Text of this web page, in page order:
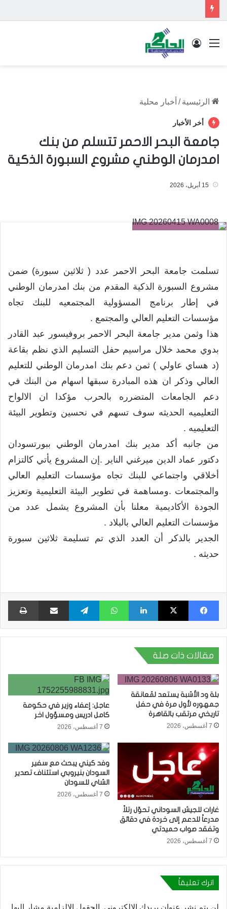
القائمة تسجيل الدخول
الرئيسية / أخبار محلية
أخر الأخبار
جامعة البحر الاحمر تتسلم من بنك
امدرمان الوطني مشروع السبورة الذكية
15 أبريل، 2026
تسلمت جامعة البحر الاحمر عدد ( ثلاثين سبورة) ضمن
مشروع السبورة الذكية المقدم من بنك امدرمان الوطني
في إطار برنامج المسؤولية المجتمعيه للبنك تجاه
مؤسسات التعليم العالي والمجتمع .
هذا وثمن مدير جامعة البحر الاحمر بروفيسور عبد القادر
بدوي محمد خلال مراسيم حفل التسليم الذي نظم بقاعة
(د هساي عاولي ) ثمن دعم بنك امدرمان الوطني للتعليم
العالي وذكر ان هذه المبادرة سبقها اسهام من البنك في
دعم الجامعات المتضرره بالحرب مؤكدا ان الالواح
التعليميه الحديثه سوف تسهم في نحسين وتطوير البيئة
التعليميه .
من جانبه أكد مدير بنك امدرمان الوطني ببورتسودان
دكتور عماد الدين ميرغني الناير .إن المشروع يأتي كالتزام
أخلاقي واجتماعي للبنك تجاه مؤسسات التعليم العالي
والمجتمعات .ومساهمة في تطوير البيئة التعليمية وتعزيز
الجودة الأكاديمية معلنا بأن المشروع يشمل عدد من
مؤسسات التعليم العالي بالبلاد .
الجدير بالذكر أن العدد الذي تم تسليمة ثلاثين سبورة
حديثه .
فيسبوك X لينكدإن واتساب تيلقرام مشاركة عبر البريد
مقالات ذات صلة
بلة ود الأشبة يستعد لمُعانقة
جمهوره لأول مرة في حفل
تاريخي مرتقب بالقاهرة
7 أغسطس، 2026
عاجل: إعفاء وزير في حكومة
كامل ادريس ومسؤول اخر
7 أغسطس، 2026
غارات للجيش السوداني تحوّل رتلاً
مدرعاً للدعم إلى خردة في دقائق
وتفقد صواب حميدتي
7 أغسطس، 2026
وفد كيني يبحث مع سفير
السودان بنيروبي استئناف تصدير
الشاي للسودان
7 أغسطس، 2026
اترك تعليقاً
لن يتم نشر عنوان بريدك الإلكتروني. الحقول الإلزامية مشار إليها